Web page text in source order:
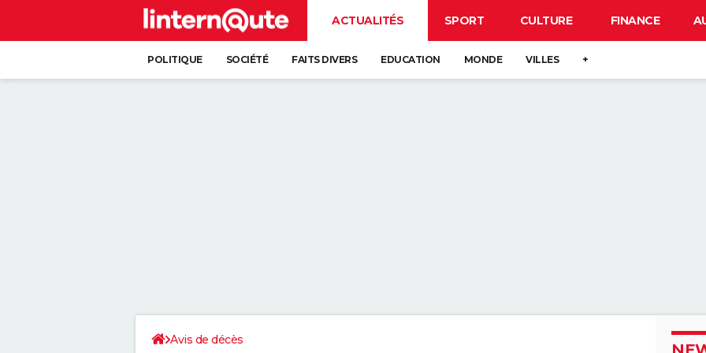
ACTUALITÉS SPORT CULTURE FINANCE
POLITIQUE SOCIÉTÉ FAITS DIVERS EDUCATION MONDE VILLES +
Avis de décès